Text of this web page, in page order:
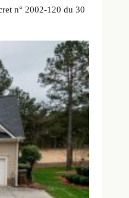
n° 2002-120 du 30